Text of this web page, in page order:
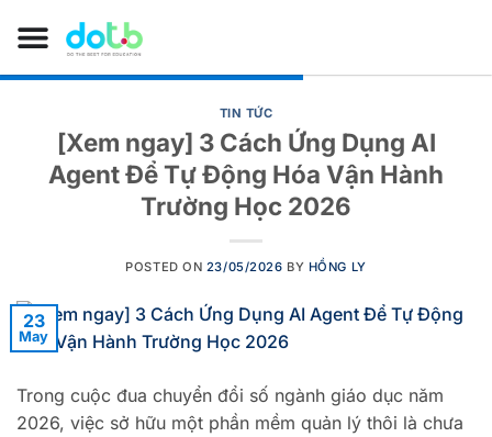
TIN TỨC
[Xem ngay] 3 Cách Ứng Dụng AI
Agent Để Tự Động Hóa Vận Hành
Trường Học 2026
POSTED ON 23/05/2026 BY HỒNG LY
23
May
Trong cuộc đua chuyển đổi số ngành giáo dục năm
2026, việc sở hữu một phần mềm quản lý thôi là chưa